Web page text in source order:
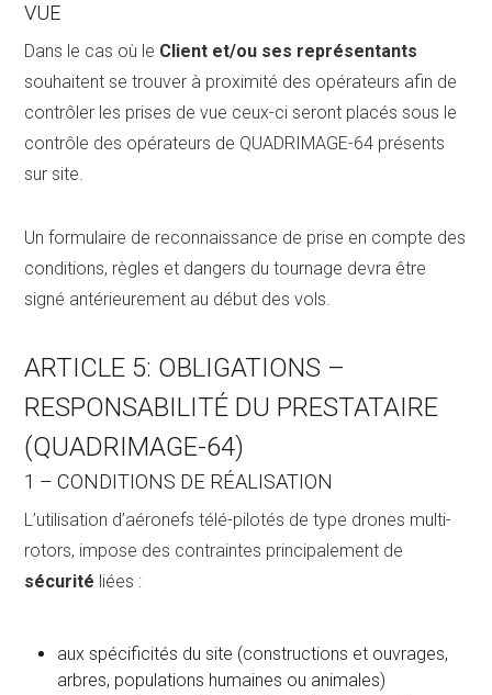
VUE
Dans le cas où le Client et/ou ses représentants
souhaitent se trouver à proximité des opérateurs afin de
contrôler les prises de vue ceux-ci seront placés sous le
contrôle des opérateurs de QUADRIMAGE-64 présents
sur site.
Un formulaire de reconnaissance de prise en compte des
conditions, règles et dangers du tournage devra être
signé antérieurement au début des vols.
ARTICLE 5: OBLIGATIONS –
RESPONSABILITÉ DU PRESTATAIRE
(QUADRIMAGE-64)
1 – CONDITIONS DE RÉALISATION
L’utilisation d’aéronefs télé-pilotés de type drones multi-
rotors, impose des contraintes principalement de
sécurité liées :
aux spécificités du site (constructions et ouvrages,
arbres, populations humaines ou animales)